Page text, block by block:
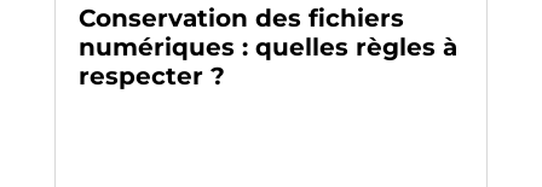
Conservation des fichiers
numériques : quelles règles à
respecter ?